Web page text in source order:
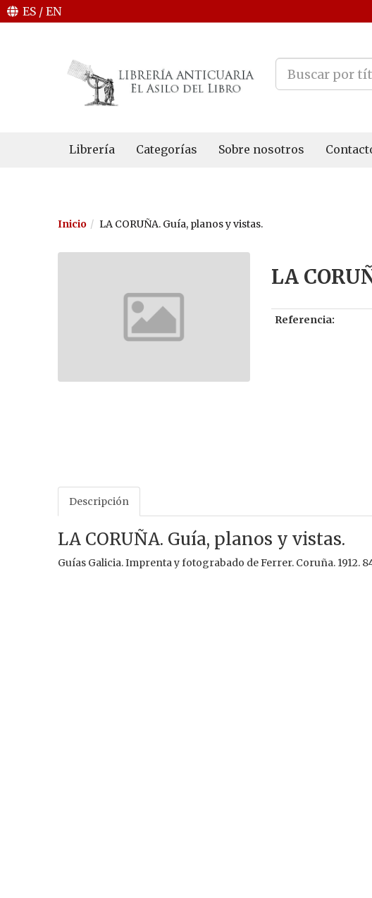
ES / EN
Librería Categorías Sobre nosotros
Inicio LA CORUÑA. Guía, planos y vistas.
LA
Referencia:
Descripción
LA CORUÑA. Guía, planos y vistas.
Guías Galicia. Imprenta y fotograbado de Ferrer. Coruña. 1912.